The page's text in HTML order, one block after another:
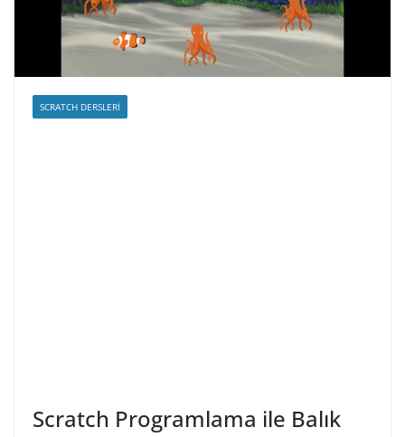
SCRATCH DERSLERI
Scratch Programlama ile Balık